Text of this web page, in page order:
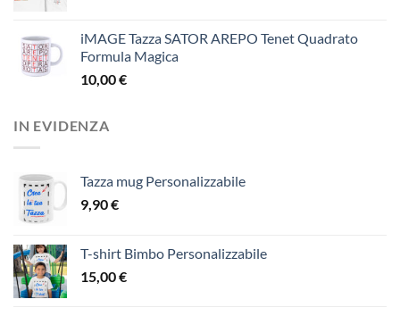
iMAGE Tazza SATOR AREPO Tenet Quadrato
Formula Magica
10,00€
IN EVIDENZA
Tazza mug Personalizzabile
9,90€
T-shirt Bimbo Personalizzabile
15,00€